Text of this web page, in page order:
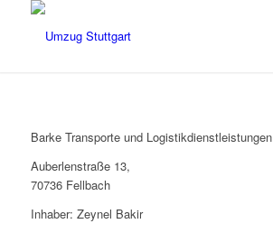
Barke Transporte und Logistikdienstleistungen
Auberlenstraße 13,
70736 Fellbach
Inhaber: Zeynel Bakir